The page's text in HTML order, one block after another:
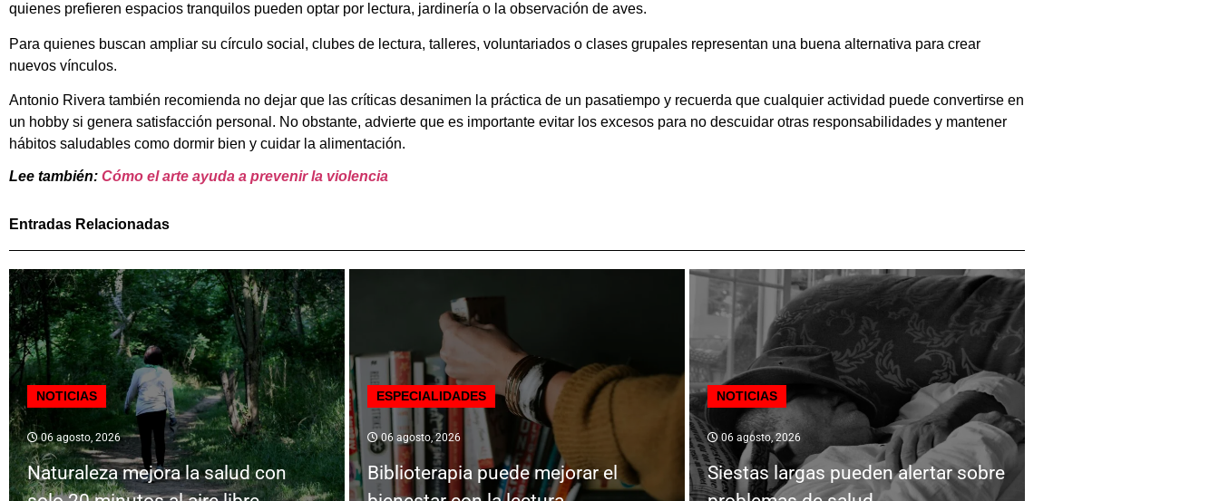
quienes prefieren espacios tranquilos pueden optar por lectura, jardinería o la observación de aves.
Para quienes buscan ampliar su círculo social, clubes de lectura, talleres, voluntariados o clases grupales representan una buena alternativa para crear
nuevos vínculos.
Antonio Rivera también recomienda no dejar que las críticas desanimen la práctica de un pasatiempo y recuerda que cualquier actividad puede convertirse en
un hobby si genera satisfacción personal. No obstante, advierte que es importante evitar los excesos para no descuidar otras responsabilidades y mantener
hábitos saludables como dormir bien y cuidar la alimentación.
Lee también: Cómo el arte ayuda a prevenir la violencia
Entradas Relacionadas
NOTICIAS
06 agosto, 2026
Naturaleza mejora la salud con
ESPECIALIDADES
06 agosto, 2026
Biblioterapia puede mejorar el
NOTICIAS
06 agosto, 2026
Siestas largas pueden alertar sobre